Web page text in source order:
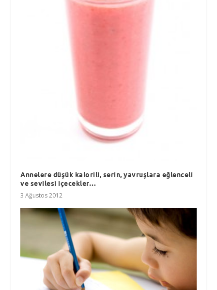
Annelere düşük kalorili, serin, yavruşlara eğlenceli
ve sevilesi içecekler…
3 Ağustos 2012